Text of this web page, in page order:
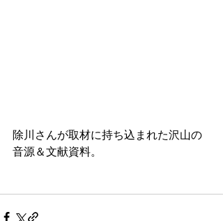
除川さんが取材に持ち込まれた沢山の
音源＆文献資料。